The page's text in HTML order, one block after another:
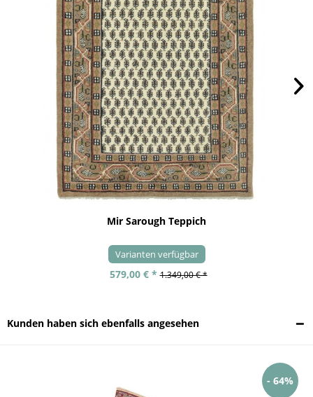
Mir Sarough Teppich
Varianten verfügbar
579,00 € * 1.349,00 € *
Kunden haben sich ebenfalls angesehen
- 64%